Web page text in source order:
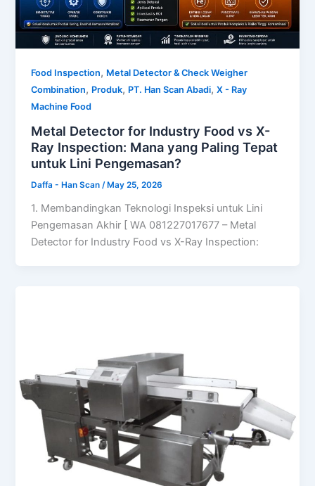
Food Inspection, Metal Detector & Check Weigher
Combination, Produk, PT. Han Scan Abadi,X - Ray
Machine Food
Metal Detector for Industry Food vs X-
Ray Inspection: Mana yang Paling Tepat
untuk Lini Pengemasan?
Daffa - Han Scan/May 25, 2026
1. Membandingkan Teknologi Inspeksi untuk Lini
Pengemasan Akhir [ WA 081227017677 – Metal
Detector for Industry Food vs X-Ray Inspection: